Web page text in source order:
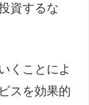
資するな
くことによ
スを効果的